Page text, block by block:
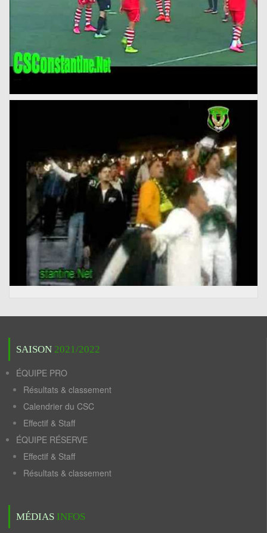
SAISON 2021/2022
ÉQUIPE PRO
Résultats & classement
Calendrier du CSC
Effectif & Staff
ÉQUIPE RÉSERVE
Effectif & Staff
Résultats & classement
MÉDIAS INFOS